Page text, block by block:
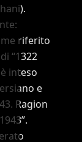
riferito
“1322
inteso
e
Ragion
.